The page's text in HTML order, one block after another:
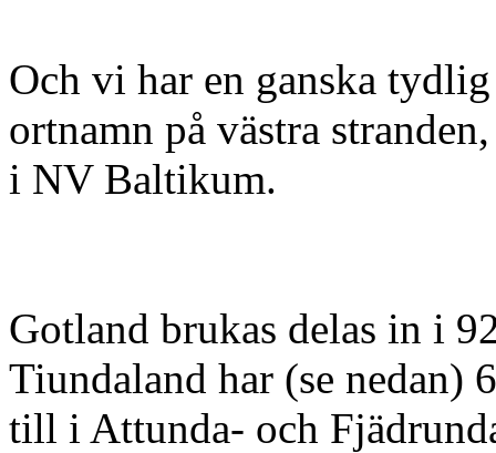
Och vi har en ganska
ortnamn på västra
i NV Baltikum.
Gotland brukas delas in i
Tiundaland har (se nedan)
till i Attunda- och